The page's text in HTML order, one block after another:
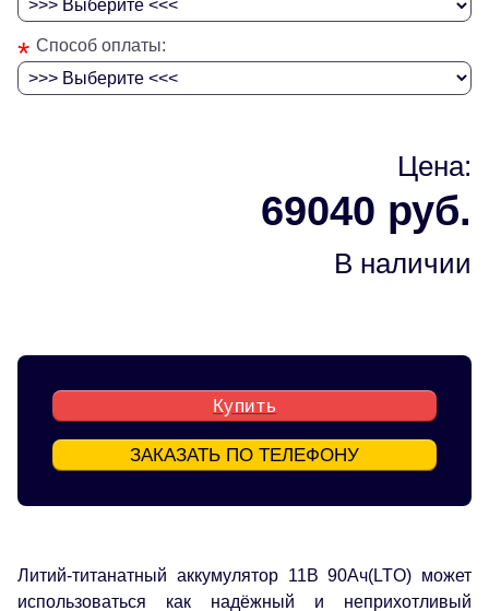
* Способ оплаты:
Цена:
69040 руб.
В наличии
Купить
ЗАКАЗАТЬ ПО ТЕЛЕФОНУ
Литий-титанатный аккумулятор 11В 90Ач(LTO) может
использоваться как надёжный и неприхотливый